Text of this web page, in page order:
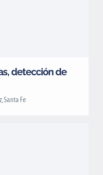
detección de
Santa Fe